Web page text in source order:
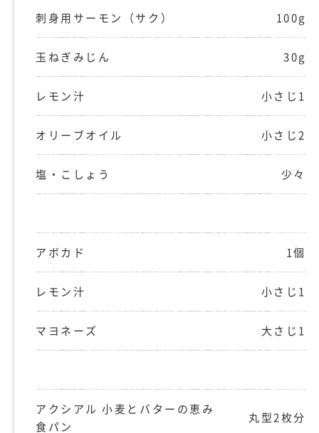
刺身用サーモン（サク） 100g
玉ねぎみじん 30g
レモン汁 小さじ1
オリーブオイル 小さじ2
塩・こしょう 少々
アボカド 1個
レモン汁 小さじ1
マヨネーズ 大さじ1
アクシアル 小麦とバターの恵み
食パン
丸型2枚分